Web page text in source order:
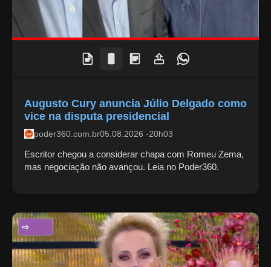
Augusto Cury anuncia Júlio Delgado como
vice na disputa presidencial
poder360.com.br05.08.2026 -20h03
Escritor chegou a considerar chapa com Romeu Zema,
mas negociação não avançou. Leia no Poder360.
ENTRETENIMENTO